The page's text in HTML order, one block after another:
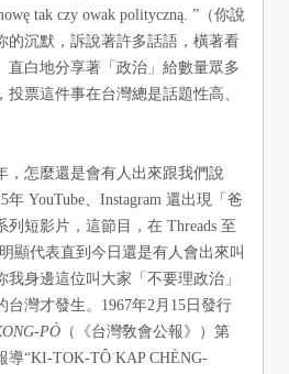
tak czy owak polityczną. ”（你說
的沉默，訴說著許多話語，橫著看
直白地分享著「政治」給數量眾多
票這件事在台灣總是話題性高、
，怎麼還是會有人出來跟我們說
年 YouTube、Instagram 還出現「爸
短影片，這節目，在 Threads 至
顯代表直到今日還是有人會出來叫
身邊這位叫大家「不要理政治」
台灣才發生。1967年2月15日發行
PÒ（《台灣敎會公報》）第
導“KI-TOK-TÔ͘ KAP CHÈNG-